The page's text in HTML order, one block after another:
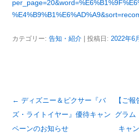
カテゴリー: 告知・紹介 | 投稿日: 2022年6
投
稿
ナ
← ディズニー＆ピクサー『バ
ズ・ライトイヤー』優待キャン
ペーンのお知らせ
【ご
グラム
キャ